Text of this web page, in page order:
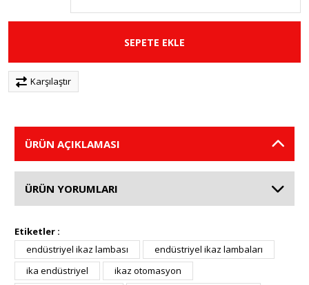
SEPETE EKLE
Karşılaştır
ÜRÜN AÇIKLAMASI
ÜRÜN YORUMLARI
Etiketler :
endüstriyel ikaz lambası
endüstriyel ikaz lambaları
ika endüstriyel
ikaz otomasyon